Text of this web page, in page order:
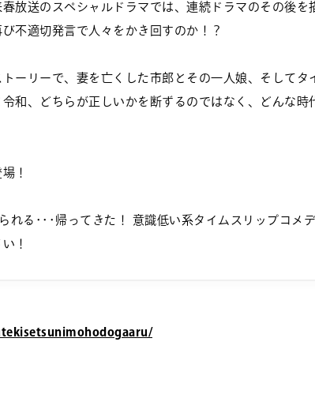
放送のスペシャルドラマでは、連続ドラマのその後を
不適切発言で人々をかき回すのか！？
ーリーで、妻を亡くした市郎とその一人娘、そして
和、どちらが正しいかを断ずるのではなく、どんな
！
れる･･･帰ってきた！ 意識低い系タイムスリップコメ
！